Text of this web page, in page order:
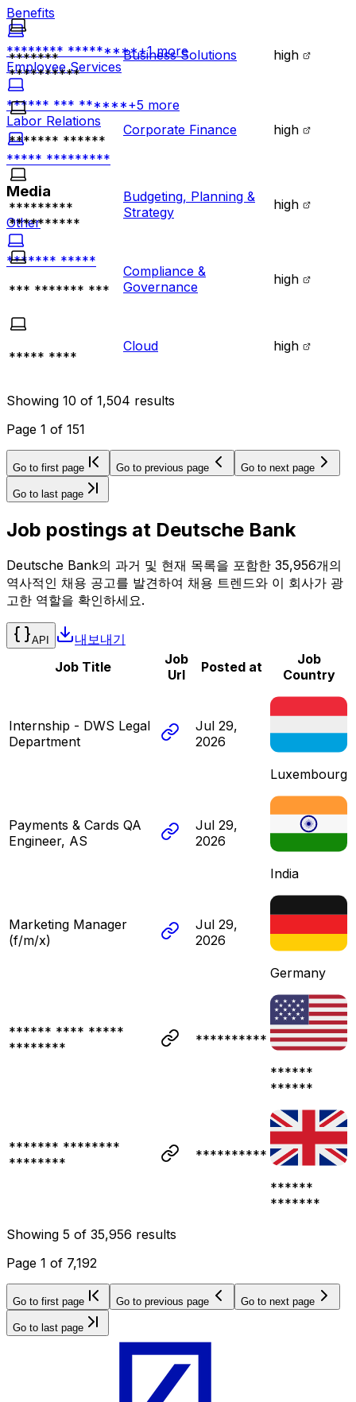
Benefits
******** *********+1more
Employee Services
****** *** ******+5 more
Labor Relations
***** *********
Media
Other
******* *****
*******
**********
Business Solutions high
******* ******
Corporate Finance high
*********
**********
Budgeting, Planning &
Strategy
high
*** ******* ***
Compliance &
Governance
high
***** ****
Cloud high
Showing 10 of 1,504 results
Page 1 of 151
Go to first page Go to previous page Go to next page
Go to last page
Job postings at Deutsche Bank
Deutsche Bank의 과거 및 현재 목록을 포함한 35,956개의
역사적인 채용 공고를 발견하여 채용 트렌드와 이 회사가 광
고한 역할을 확인하세요.
API
내보내기
Job Title
Job
Url
Posted at
Job
Country
Internship - DWS Legal
Department
Jul 29,
2026
Luxembourg
Payments & Cards QA
Engineer, AS
Jul 29,
2026
India
Marketing Manager
(f/m/x)
Jul 29,
2026
Germany
****** **** *****
********
**********
******
******
******* ********
********
**********
******
*******
Showing 5 of 35,956 results
Page 1 of 7,192
Go to first page Go to previous page Go to next page
Go to last page